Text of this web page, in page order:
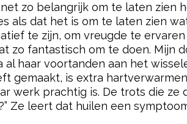
zo belangrijk om te laten zien
als dat het is om te laten zien
te zijn, om vreugde te
zo fantastisch om te doen. Mijn
al haar voortanden aan het
gemaakt, is extra
werk prachtig is. De trots die ze
Ze leert dat huilen een